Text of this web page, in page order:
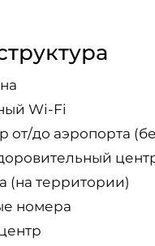
Wi-Fi
от/до аэропорта
(на территории)
номера